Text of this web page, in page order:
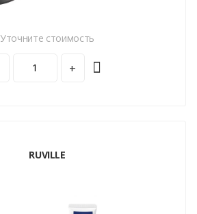
Уточните стоимость
+
RUVILLE